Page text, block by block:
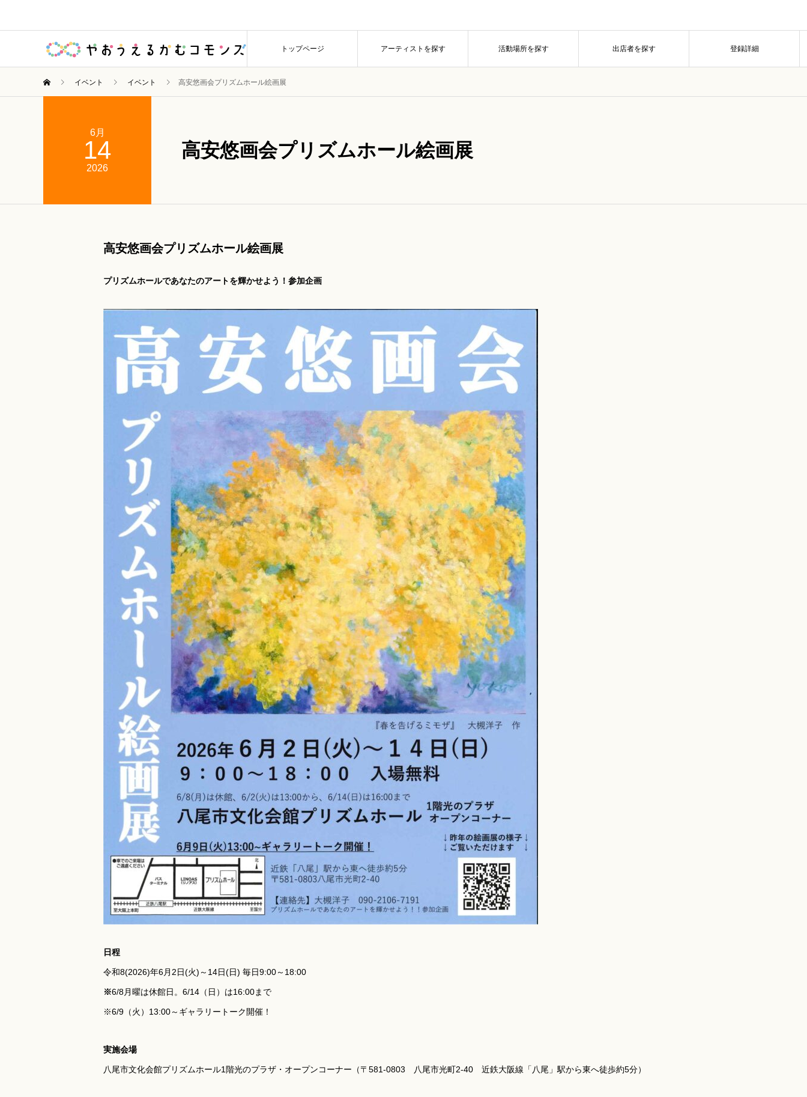
トップページ アーティストを探す 活動場所を探す 出店者を探す 登録詳細
イベント イベント 高安悠画会プリズムホール絵画展
6月
14
2026
高安悠画会プリズムホール絵画展
高安悠画会プリズムホール絵画展
プリズムホールであなたのアートを輝かせよう！参加企画
日程
令和8(2026)年6月2日(火)～14日(日) 毎日9:00～18:00
※6/8月曜は休館日。6/14（日）は16:00まで
※6/9（火）13:00～ギャラリートーク開催！
実施会場
八尾市文化会館プリズムホール1階光のプラザ・オープンコーナー（〒581-0803 八尾市光町2-40 近鉄大阪線「八尾」駅から東へ徒歩約5分）